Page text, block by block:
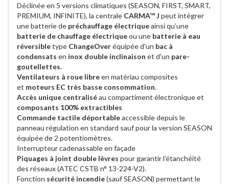
Déclinée en 5 versions climatiques (SEASON, FIRST, SMART,
PREMIUM, INFINITE), la centrale CARMA™ J peut intégrer
une batterie de préchauffage électriqueainsi qu’une
batterie de chauffage électriqueou une batterie à eau
réversibletype ChangeOveréquipée d'un bac à
condensats en inox double inclinaison et d'un pare-
goutellettes.
Ventilateurs à roue libreen matériau composites
et moteurs EC très basse consommation.
Accès unique centraliséau compartiment électronique et
composants 100% extractibles
Commande tactile déportableaccessible depuis le
panneau régulation en standard sauf pour la version SEASON
équipée de 2 potentiomètres.
Interrupteur cadenassable en façade
Piquages à joint double lèvres pour garantir l’étanchéité
des réseaux (ATEC CSTB n° 13-224-V2).
Fonction sécurité incendie(sauf SEASON) permettant le